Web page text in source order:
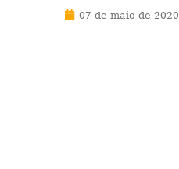
07 de maio de 2020